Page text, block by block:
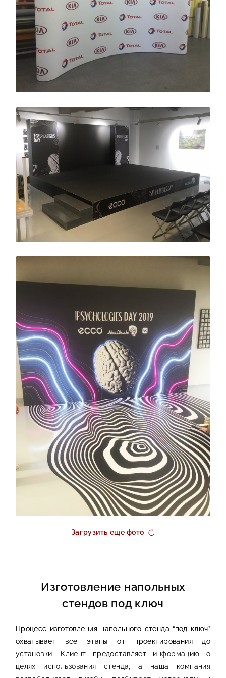
Загрузить еще фото
Изготовление напольных
стендов под ключ
Процесс изготовления напольного стенда “под ключ”
охватывает все этапы от проектирования до
установки. Клиент предоставляет информацию о
целях использования стенда, а наша компания